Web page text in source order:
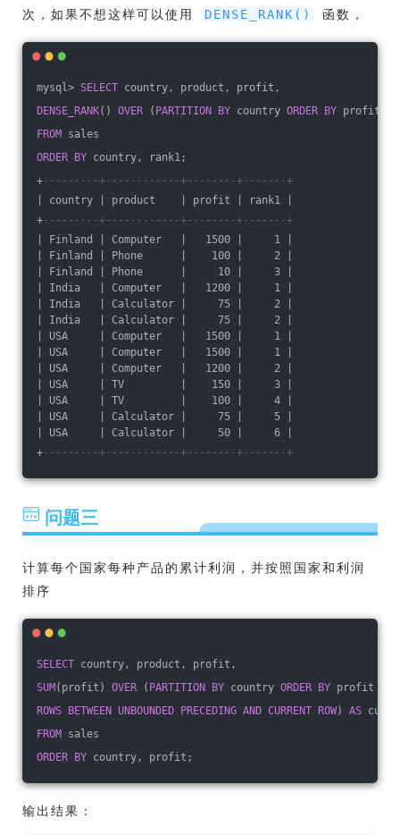
次，如果不想这样可以使用
DENSE_RANK() 函数，
mysql> SELECT country, product, profit,
DENSE_RANK() OVER ( PARTITION BY country ORDER BY profit
FROM sales
ORDER
BY country, rank1;
+---------+------------+--------+-------+
| country | product    | profit | rank1 |
+---------+------------+--------+-------+
| Finland | Computer   |   1500 |     1 |
| Finland | Phone      |    100 |     2 |
| Finland | Phone      |     10 |     3 |
| India   | Computer   |   1200 |     1 |
| India   | Calculator |     75 |     2 |
| India   | Calculator |     75 |     2 |
| USA     | Computer   |   1500 |     1 |
| USA     | Computer   |   1500 |     1 |
| USA     | Computer   |   1200 |     2 |
| USA     | TV         |    150 |     3 |
| USA     | TV         |    100 |     4 |
| USA     | Calculator |     75 |     5 |
| USA     | Calculator |     50 |     6 |
+---------+------------+--------+-------+
问题三
计算每个国家每种产品的累计利润，并按照国家和利润
排序
SELECT country, product, profit,
SUM (profit) OVER ( PARTITION BY country ORDER BY profit
ROWS
BETWEEN UNBOUNDED PRECEDING AND CURRENT ROW) AS
FROM sales
ORDER
BY country, profit;
输出结果：